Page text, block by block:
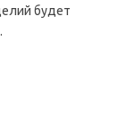
будет